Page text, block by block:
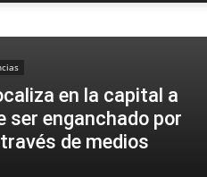
Oaxaca
en la capital a
ser enganchado por
de medios